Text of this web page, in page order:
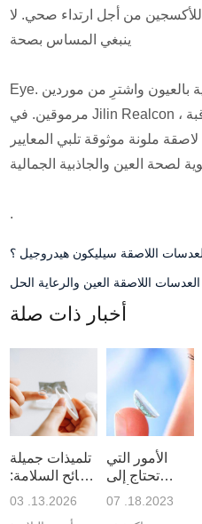
للأكسجين من أجل ارتداء صحي. لا
ينبغي المساس بصحة
Eye. استشر دائمًا أخصائي العناية بالعيون واشترِ من موردين
مرموقين. في Jilin Realcon ، نجمع بين التصنيع المبتكر ومراقبة
ملونة موثوقة تلبي المعايير
لصحة العين والجاذبية الجمالية
.
اللاصقة سيليكون هيدروجيل ؟
اللاصقة العين والرعاية الحل
أخبار ذات صلة
تلميذات جميلة
نصائح السلامة:
4 المخاطر &
03 .13.2026
الأمور التي
تحتاج إلى
الاهتمام أثناء
07 .18.2023